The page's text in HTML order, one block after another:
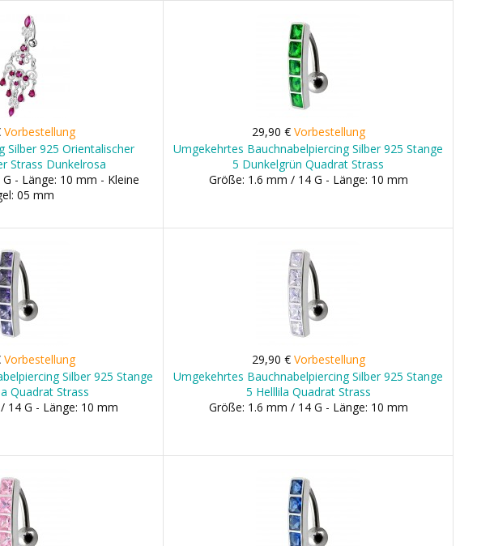
Vorbestellung
Silber 925 Orientalischer
Strass Dunkelrosa
- Länge: 10 mm - Kleine
05 mm
29,90 € Vorbestellung
Umgekehrtes Bauchnabelpiercing Silber 925 Stange
5 Dunkelgrün Quadrat Strass
Größe: 1.6 mm / 14 G - Länge: 10 mm
Vorbestellung
Silber 925 Stange
Quadrat Strass
14 G - Länge: 10 mm
29,90 € Vorbestellung
Umgekehrtes Bauchnabelpiercing Silber 925 Stange
5 Helllila Quadrat Strass
Größe: 1.6 mm / 14 G - Länge: 10 mm